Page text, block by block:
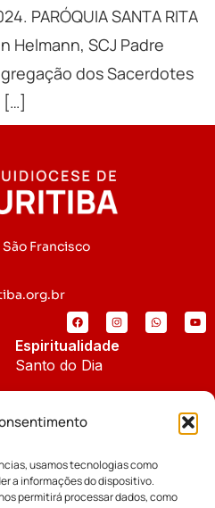
usamos tecnologias como
a informações do dispositivo.
permitirá processar dados, como
PARÓQUIA SANTA RITA
Helmann, SCJ Padre
dos Sacerdotes
[…]
Francisco
Espiritualidade
Santo do Dia
Cúria Diocesana